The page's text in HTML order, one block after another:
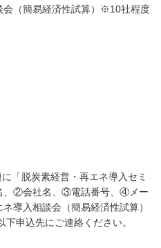
（簡易経済性試算）※10社程度
「脱炭素経営・再エネ導入セミ
、②会社名、③電話番号、④メー
導入相談会（簡易経済性試算）
申込先にご連絡ください。